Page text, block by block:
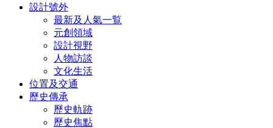
設計號外
最新及人氣一覧
元創領域
設計視野
人物訪談
文化生活
位置及交通
歷史傳承
歷史軌跡
歷史焦點